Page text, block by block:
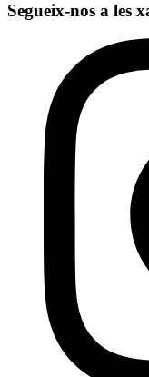
Segueix-nos a les